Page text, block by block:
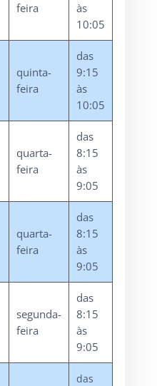
feira
às
10:05
quinta-
feira
das
9:15
às
10:05
quarta-
feira
das
8:15
às
9:05
quarta-
feira
das
8:15
às
9:05
segunda-
feira
das
8:15
às
9:05
das